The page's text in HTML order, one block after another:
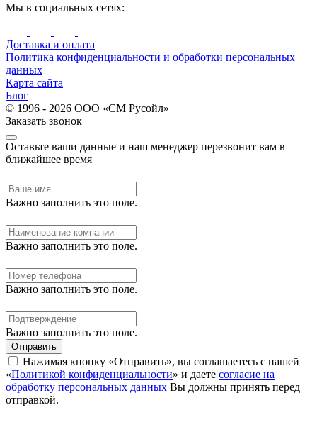
Мы в социальных сетях:
Доставка и оплата
Политика конфиденциальности и обработки персональных
данных
Карта сайта
Блог
© 1996 - 2026 ООО «СМ Русойл»
Заказать звонок
Оставьте ваши данные и наш менеджер перезвонит вам в
ближайшее время
Важно заполнить это поле.
Важно заполнить это поле.
Важно заполнить это поле.
Важно заполнить это поле.
Отправить
Нажимая кнопку «Отправить», вы соглашаетесь с нашей
«Политикой конфиденциальности» и даете согласие на
обработку персональных данных Вы должны принять перед
отправкой.